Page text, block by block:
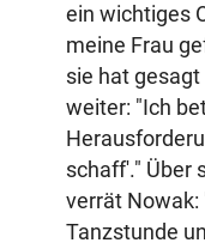
ein wichtiges
meine Frau
sie hat gesagt
weiter: "Ich
schaff'." Über
verrät Nowak:
Tanzstunde